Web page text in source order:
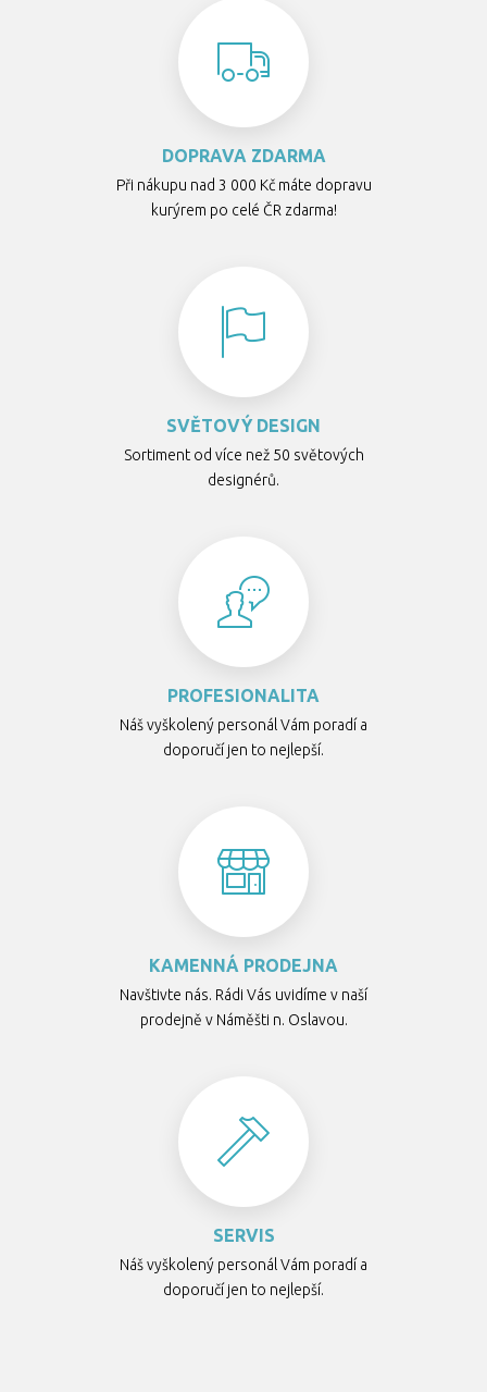
DOPRAVA ZDARMA
Při nákupu nad 3 000 Kč máte dopravu
kurýrem po celé ČR zdarma!
SVĚTOVÝ DESIGN
Sortiment od více než 50 světových
designérů.
PROFESIONALITA
Náš vyškolený personál Vám poradí a
doporučí jen to nejlepší.
KAMENNÁ PRODEJNA
Navštivte nás. Rádi Vás uvidíme v naší
prodejně v Náměšti n. Oslavou.
SERVIS
Náš vyškolený personál Vám poradí a
doporučí jen to nejlepší.